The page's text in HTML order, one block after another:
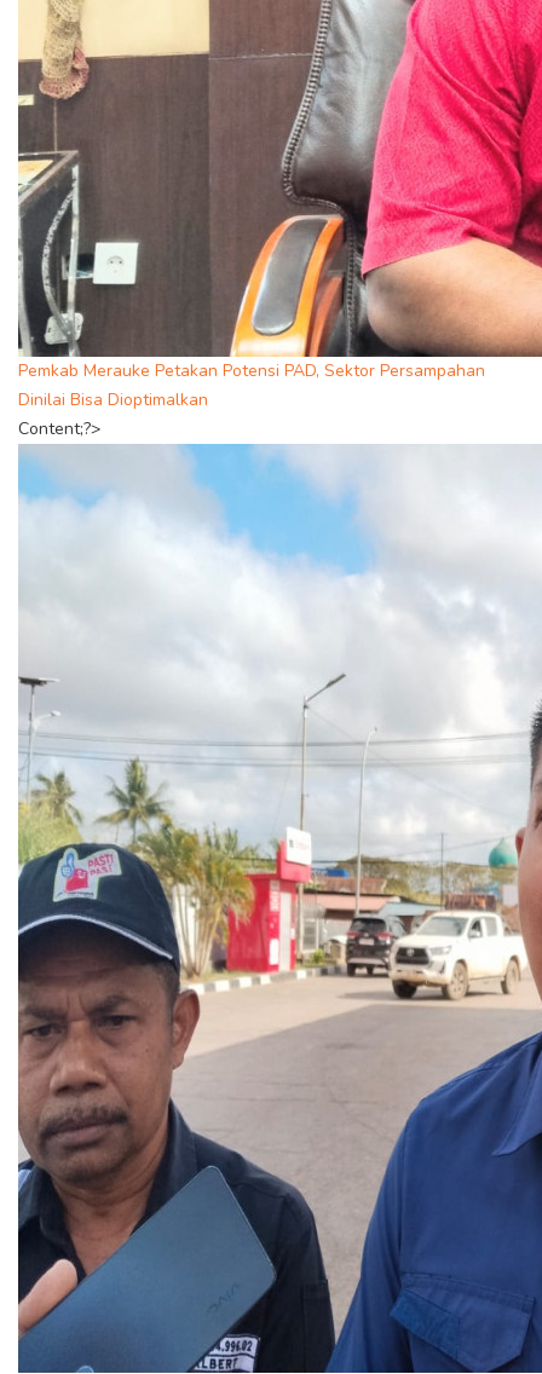
Pemkab Merauke Petakan Potensi PAD, Sektor Persampahan
Dinilai Bisa Dioptimalkan
Content;?>